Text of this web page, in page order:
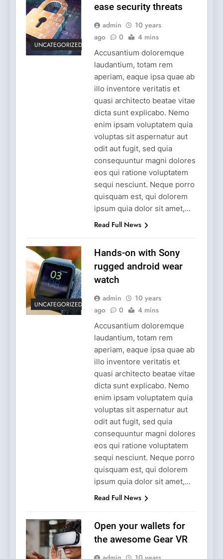
UNCATEGORIZED
ease security threats
admin
10 years
ago
0 4 mins
Accusantium doloremque
laudantium, totam rem
aperiam, eaque ipsa quae ab
illo inventore veritatis et
quasi architecto beatae vitae
dicta sunt explicabo. Nemo
enim ipsam voluptatem quia
voluptas sit aspernatur aut
odit aut fugit, sed quia
consequuntur magni dolores
eos qui ratione voluptatem
sequi nesciunt. Neque porro
quisquam est, qui dolorem
ipsum quia dolor sit amet,...
Read Full News
UNCATEGORIZED
Hands-on with Sony
rugged android wear
watch
admin
10 years
ago
0 4 mins
Accusantium doloremque
laudantium, totam rem
aperiam, eaque ipsa quae ab
illo inventore veritatis et
quasi architecto beatae vitae
dicta sunt explicabo. Nemo
enim ipsam voluptatem quia
voluptas sit aspernatur aut
odit aut fugit, sed quia
consequuntur magni dolores
eos qui ratione voluptatem
sequi nesciunt. Neque porro
quisquam est, qui dolorem
ipsum quia dolor sit amet,...
Read Full News
Open your wallets for
the awesome Gear VR